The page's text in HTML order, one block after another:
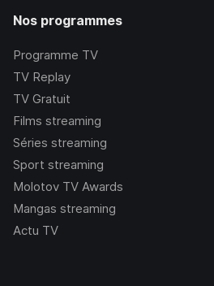
Nos programmes
Programme TV
TV Replay
TV Gratuit
Films streaming
Séries streaming
Sport streaming
Molotov TV Awards
Mangas streaming
Actu TV